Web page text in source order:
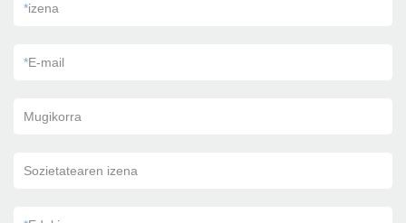
*izena
*E-mail
Mugikorra
Sozietatearen izena